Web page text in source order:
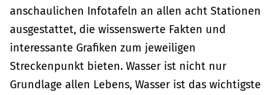
anschaulichen Infotafeln an allen acht Stationen
ausgestattet, die wissenswerte Fakten und
interessante Grafiken zum jeweiligen
Streckenpunkt bieten. Wasser ist nicht nur
Grundlage allen Lebens, Wasser ist das wichtigste